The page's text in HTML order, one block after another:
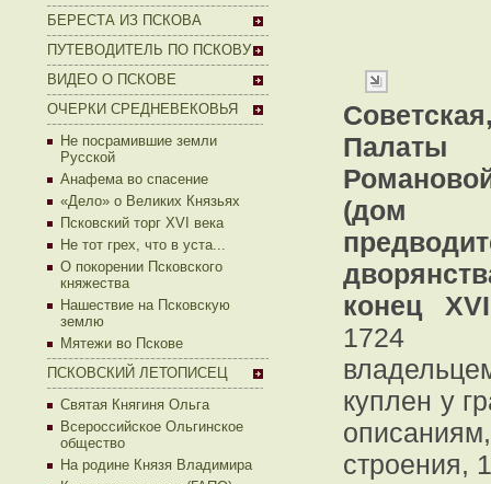
БЕРЕСТА ИЗ ПСКОВА
ПУТЕВОДИТЕЛЬ ПО ПСКОВУ
ВИДЕО О ПСКОВЕ
ОЧЕРКИ СРЕДНЕВЕКОВЬЯ
Не посрамившие земли
Русской
Анафема во спасение
«Дело» о Великих Князьях
Псковский торг XVI века
Не тот грех, что в уста...
О покорении Псковского
княжества
Нашествие на Псковскую
землю
Мятежи во Пскове
ПСКОВСКИЙ ЛЕТОПИСЕЦ
Святая Княгиня Ольга
Всероссийское Ольгинское
общество
На родине Князя Владимира
(дом
конец
куплен у
строения,